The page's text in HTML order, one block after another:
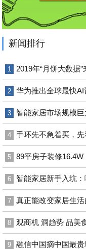
新闻排行
1 2019年“月饼大数据
2 华为推出全球最快
3 智能家居市场规模
4 手环先不急着买，
5 89平房子装修
6 智能家居新手入坑
7 真正能改变家居生
8 观商机 洞趋势 品美
9 融信中国摘中国最